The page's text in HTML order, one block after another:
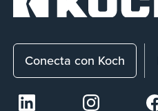
Conecta con Koch